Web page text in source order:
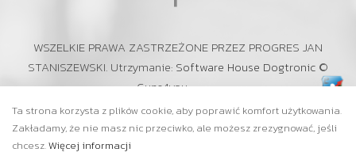
WSZELKIE PRAWA ZASTRZEŻONE PRZEZ PROGRES JAN
STANISZEWSKI. Utrzymanie: Software House Dogtronic ©
Guns4you
Ta strona korzysta z plików cookie, aby poprawić komfort użytkowania.
Zakładamy, że nie masz nic przeciwko, ale możesz zrezygnować, jeśli
chcesz.Więcej informacji